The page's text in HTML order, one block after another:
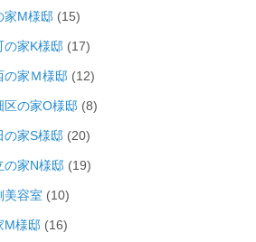
家M様邸 (15)
の家K様邸 (17)
の家Ｍ様邸 (12)
区の家O様邸 (8)
の家S様邸 (20)
の家N様邸 (19)
美容室 (10)
M様邸 (16)